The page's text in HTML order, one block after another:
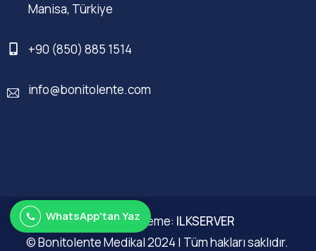
Manisa, Türkiye
+90 (850) 885 1514
info@bonitolente.com
Web Düzenleme: ILKSERVER
© Bonitolente Medikal 2024 | Tüm hakları saklıdır.
WhatsApp'tan Yaz